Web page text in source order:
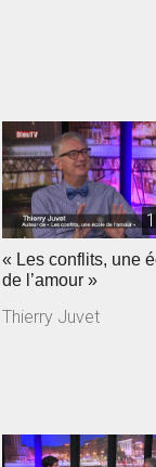
« Les conflits, une
de l’amour »
Thierry Juvet